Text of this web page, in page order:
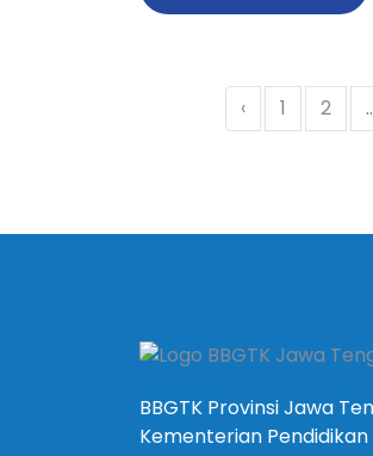
‹ 1 2
BBGTK Provinsi Jawa
Kementerian